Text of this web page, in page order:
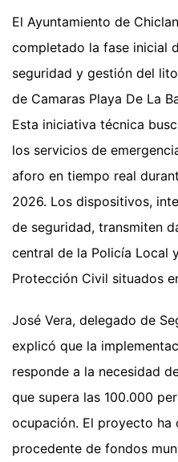
El Ayuntamiento de
completado la fase inicial
seguridad y gestión del
de Camaras Playa De La
Esta iniciativa técnica
los servicios de
aforo en tiempo real
2026. Los dispositivos,
de seguridad, transmiten
central de la Policía Local
Protección Civil situados
José Vera, delegado de
explicó que la
responde a la necesidad
que supera las 100.000
ocupación. El proyecto ha
procedente de fondos